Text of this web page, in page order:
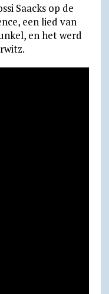
Saacks op de
een lied van
en het werd